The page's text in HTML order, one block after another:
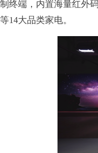
制终端，内置海量红外
等14大品类家电。